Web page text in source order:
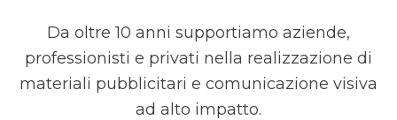
Da oltre 10 anni supportiamo aziende,
professionisti e privati nella realizzazione di
materiali pubblicitari e comunicazione visiva
ad alto impatto.